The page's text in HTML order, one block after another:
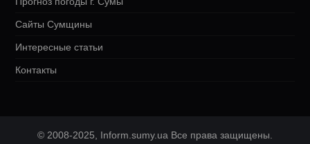
Сайты Сумщины
Интересные статьи
Контакты
© 2008-2025, Inform.sumy.ua Все права защищены.